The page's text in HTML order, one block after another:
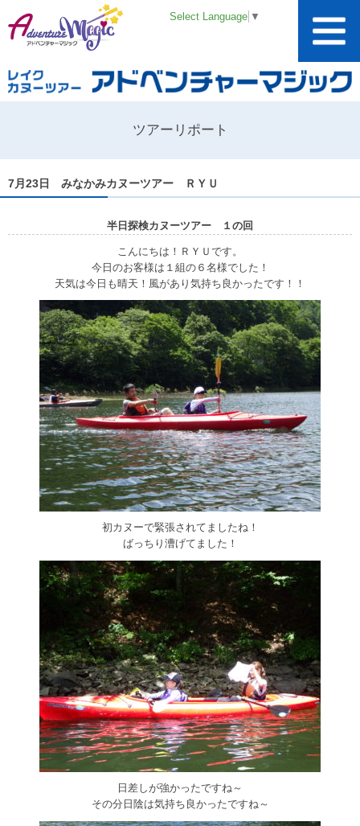
Select Language ▼
ツアーリポート
7月23日 みなかみカヌーツアー ＲＹＵ
半日探検カヌーツアー １の回
こんにちは！ＲＹＵです。
今日のお客様は１組の６名様でした！
天気は今日も晴天！風があり気持ち良かったです！！
初カヌーで緊張されてましたね！
ばっちり漕げてました！
日差しが強かったですね～
その分日陰は気持ち良かったですね～